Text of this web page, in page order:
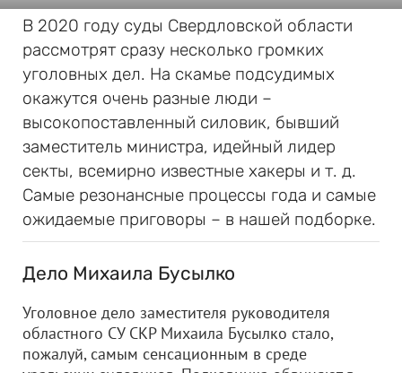
В 2020 году суды Свердловской области
рассмотрят сразу несколько громких
уголовных дел. На скамье подсудимых
окажутся очень разные люди –
высокопоставленный силовик, бывший
заместитель министра, идейный лидер
секты, всемирно известные хакеры и т. д.
Самые резонансные процессы года и самые
ожидаемые приговоры – в нашей подборке.
Дело Михаила Бусылко
Уголовное дело заместителя руководителя
областного СУ СКР Михаила Бусылко стало,
пожалуй, самым сенсационным в среде